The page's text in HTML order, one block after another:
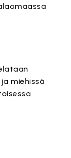
miehissä